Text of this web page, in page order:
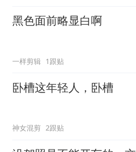
黑色面前略显白啊
一样剪辑 1跟贴
卧槽这年轻人，卧槽
神女混剪 2跟贴